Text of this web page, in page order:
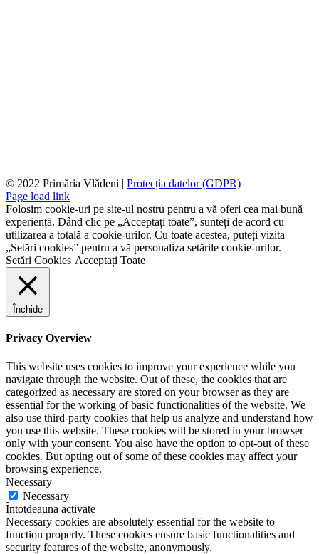
© 2022 Primăria Vlădeni | Protecția datelor (GDPR)
Page load link
Folosim cookie-uri pe site-ul nostru pentru a vă oferi cea mai bună
experiență. Dând clic pe „Acceptați toate”, sunteți de acord cu
utilizarea a totală a cookie-urilor. Cu toate acestea, puteți vizita
„Setări cookies” pentru a vă personaliza setările cookie-urilor.
Setări Cookies Acceptați Toate
Închide
Privacy Overview
This website uses cookies to improve your experience while you
navigate through the website. Out of these, the cookies that are
categorized as necessary are stored on your browser as they are
essential for the working of basic functionalities of the website. We
also use third-party cookies that help us analyze and understand how
you use this website. These cookies will be stored in your browser
only with your consent. You also have the option to opt-out of these
cookies. But opting out of some of these cookies may affect your
browsing experience.
Necessary
Necessary
Întotdeauna activate
Necessary cookies are absolutely essential for the website to
function properly. These cookies ensure basic functionalities and
security features of the website, anonymously.